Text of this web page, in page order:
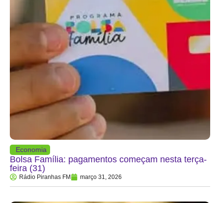
Economia
Bolsa Família: pagamentos começam nesta terça-
feira (31)
Rádio Piranhas FM março 31, 2026